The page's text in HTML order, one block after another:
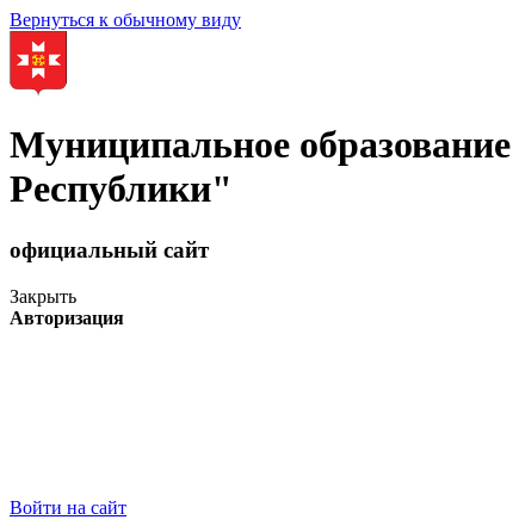
Вернуться к обычному виду
Муниципальное
Республики"
официальный сайт
Закрыть
Авторизация
Войти на сайт